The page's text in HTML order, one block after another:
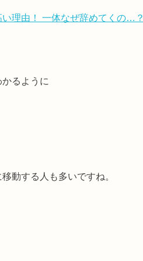
理由！ 一体なぜ辞めてくの…？
るように
動する人も多いですね。